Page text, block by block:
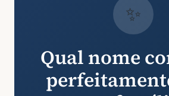
✨
Qual nome